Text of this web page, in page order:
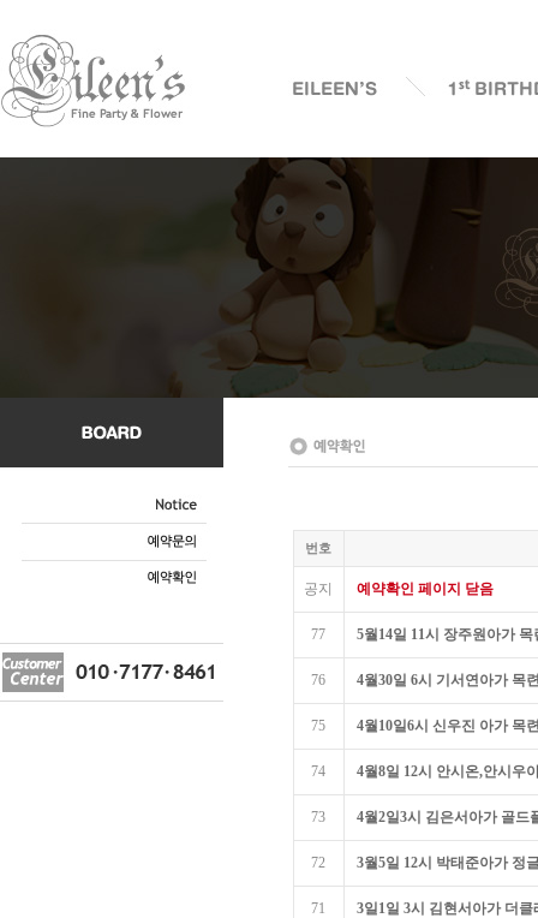
번호
공지 예약확인 페이지 닫음
77 5월14일 11시 장주원아가
76 4월30일 6시 기서연아가 목
75 4월10일6시 신우진 아가 목
74 4월8일 12시 안시온,안시우
73 4월2일3시 김은서아가 골드
72 3월5일 12시 박태준아가 정
71 3일1일 3시 김현서아가 더